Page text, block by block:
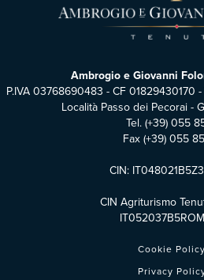
Cookie Policy
Privacy
Ambrogio e Giovanni
P.IVA 03768690483 - CF 01829430170
Località Passo dei Pecorai -
Tel. (+39) 055
Fax (+39) 055
CIN:
CIN Agriturismo